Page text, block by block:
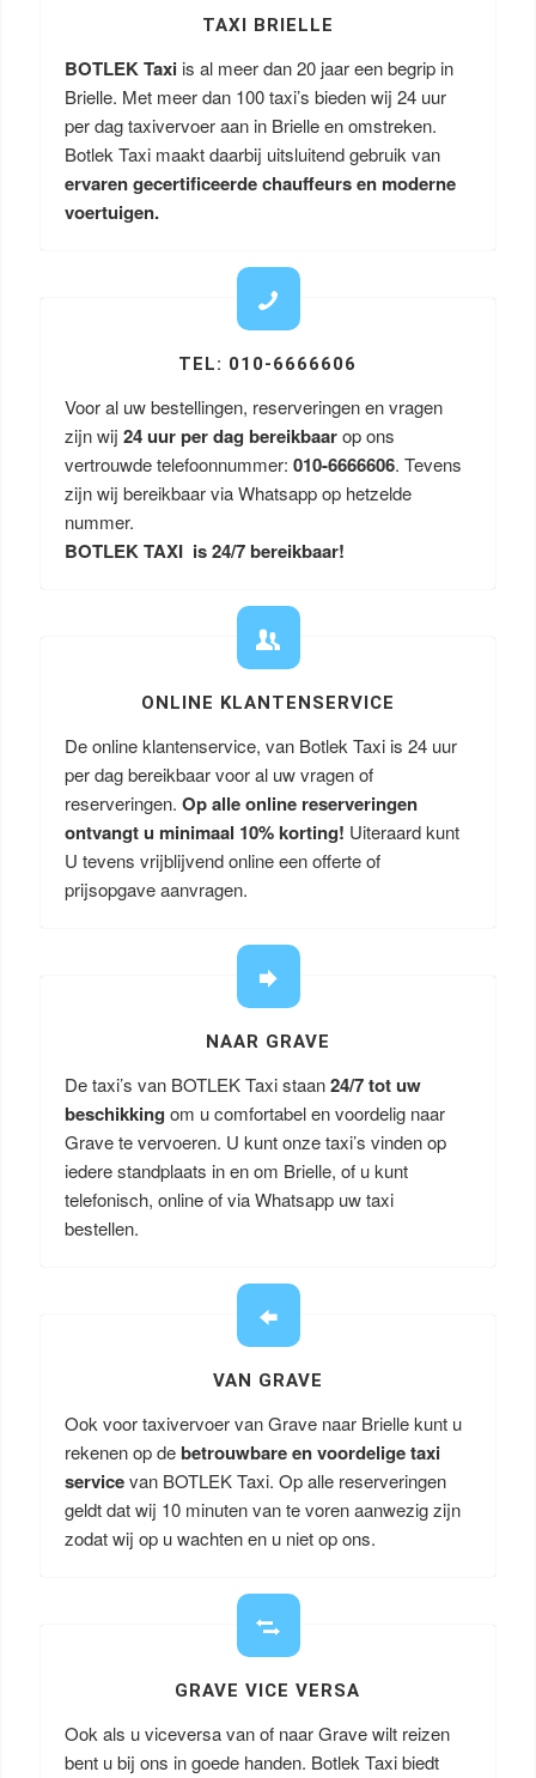
TAXI BRIELLE
BOTLEK Taxi is al meer dan 20 jaar een begrip in
Brielle. Met meer dan 100 taxi’s bieden wij 24 uur
per dag taxivervoer aan in Brielle en omstreken.
Botlek Taxi maakt daarbij uitsluitend gebruik van
ervaren gecertificeerde chauffeurs en moderne
voertuigen.
TEL: 010-6666606
Voor al uw bestellingen, reserveringen en vragen
zijn wij 24 uur per dag bereikbaarop ons
vertrouwde telefoonnummer: 010-6666606. Tevens
zijn wij bereikbaar via Whatsapp op hetzelde
nummer.
BOTLEK TAXI is 24/7 bereikbaar!
ONLINE KLANTENSERVICE
De online klantenservice, van Botlek Taxi is 24 uur
per dag bereikbaar voor al uw vragen of
reserveringen. Op alle online reserveringen
ontvangt u minimaal 10% korting! Uiteraard kunt
U tevens vrijblijvend online een offerte of
prijsopgave aanvragen.
NAAR GRAVE
De taxi’s van BOTLEK Taxi staan24/7 tot uw
beschikking om u comfortabel en voordelig naar
Grave te vervoeren. U kunt onze taxi’s vinden op
iedere standplaats in en om Brielle, of u kunt
telefonisch, online of via Whatsapp uw taxi
bestellen.
VAN GRAVE
Ook voor taxivervoer van Grave naar Brielle kunt u
rekenen op debetrouwbare en voordelige taxi
servicevan BOTLEK Taxi. Op alle reserveringen
geldt dat wij 10 minuten van te voren aanwezig zijn
zodat wij op u wachten en u niet op ons.
GRAVE VICE VERSA
Ook als u viceversa van of naar Grave wilt reizen
bent u bij ons in goede handen. Botlek Taxi biedt